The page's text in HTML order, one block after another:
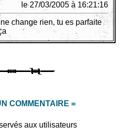
le 27/03/2005 à 16:21:16
change rien, tu es parfaite
COMMENTAIRE =
aux utilisateurs